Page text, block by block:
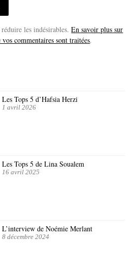
les indésirables.En savoir plus sur
commentaires sont traitées.
Les Tops 5 d’Hafsia Herzi
1 avril 2026
Les Tops 5 de Lina Soualem
16 avril 2025
L’interview de Noémie Merlant
8 décembre 2024